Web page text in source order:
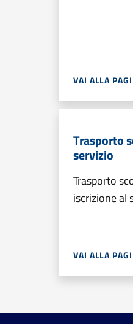
VAI ALLA
Trasporto
servizio
Trasporto
iscrizione al
VAI ALLA